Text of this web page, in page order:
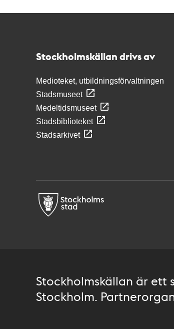
Stockholmskällan drivs av
Medioteket, utbildningsförvaltningen
Stadsmuseet
Medeltidsmuseet
Stadsbiblioteket
Stadsarkivet
Stockholmskällan är ett
Stockholm.